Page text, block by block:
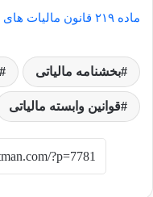
ماده ۲۱۹ قانون مالیات های مستقیم
بخشنامه مالیاتی
قوانین وابسته مالیاتی